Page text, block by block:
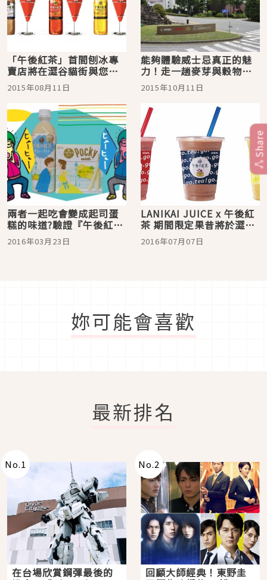
「午後紅茶」首間刨冰專
賣店將在澀谷貓街與您見
面！招牌的基本口味與原
創風味醬巧妙搭配，看起
來美味極了♪
2015年08月11日
能夠體驗威士忌真正的魅
力！走一趟麥芽與穀物威
士忌兩者皆製作的富士御
殿場蒸餾所
2015年10月11日
兩者一起吃會變成起司蛋
糕的味道?驗證『午後紅
茶』與『Pocky』聯名合
作的魔力
2016年03月23日
LANIKAI JUICE x 午後紅
茶 期間限定果昔將於澀谷
清涼登場
2016年07月07日
妳可能會喜歡
最新排名
No.1
在台場欣賞鋼彈最後的
No.2
回顧大師經典！東野圭
Share